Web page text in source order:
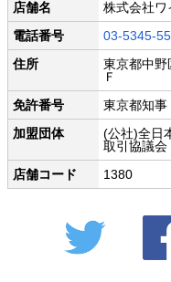
店舗名
株式会社ワ
電話番号
03-5345-
住所
東京都中野
Ｆ
免許番号
東京都知
加盟団体
(公社)全日
取引協議会
店舗コード
1380
Twitter